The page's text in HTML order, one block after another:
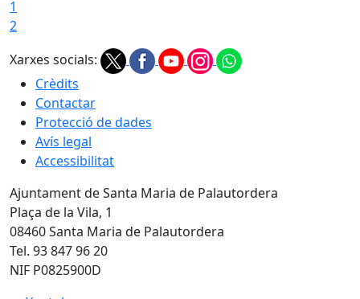
1
2
Xarxes socials:
Crèdits
Contactar
Protecció de dades
Avís legal
Accessibilitat
Ajuntament de Santa Maria de Palautordera
Plaça de la Vila, 1
08460 Santa Maria de Palautordera
Tel. 93 847 96 20
NIF P0825900D